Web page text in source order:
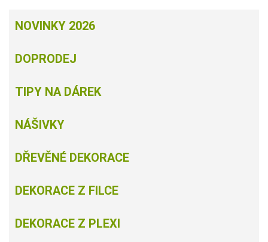
NOVINKY 2026
DOPRODEJ
TIPY NA DÁREK
NÁŠIVKY
DŘEVĚNÉ DEKORACE
DEKORACE Z FILCE
DEKORACE Z PLEXI